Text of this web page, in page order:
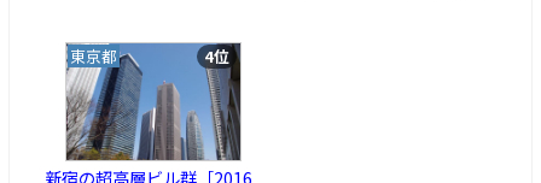
東京都 4位
新宿の超高層ビル群［2016